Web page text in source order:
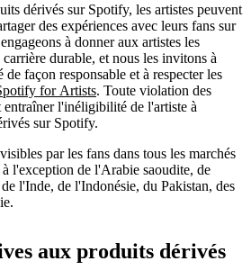
dérivés sur Spotify, les artistes peuvent
des expériences avec leurs fans sur
à donner aux artistes les
durable, et nous les invitons à
façon responsable et à respecter les
for Artists. Toute violation des
entraîner l'inéligibilité de l'artiste à
sur Spotify.
par les fans dans tous les marchés
l'exception de l'Arabie saoudite, de
l'Inde, de l'Indonésie, du Pakistan, des
aux produits dérivés